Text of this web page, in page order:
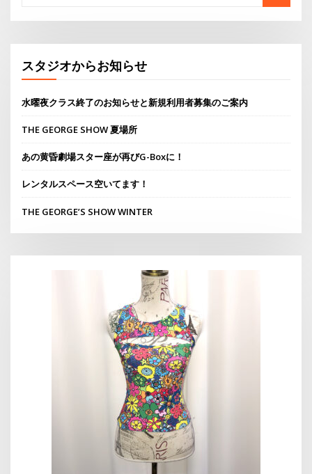
スタジオからお知らせ
水曜夜クラス終了のお知らせと新規利用者募集のご案内
THE GEORGE SHOW 夏場所
あの黄昏劇場スター座が再びG-Boxに！
レンタルスペース空いてます！
THE GEORGE’S SHOW WINTER